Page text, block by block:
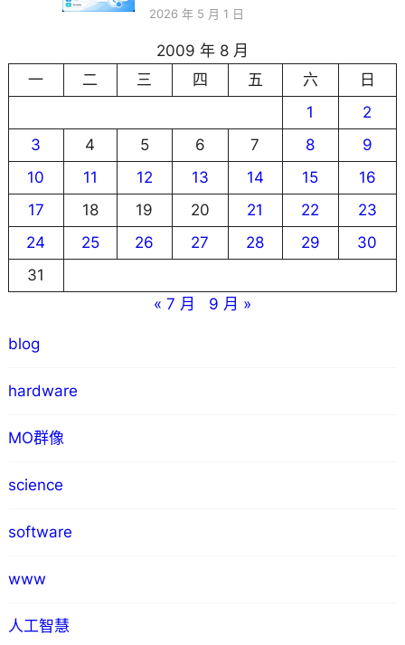
2026 年 5 月 1 日
2009 年 8 月
一
二 三 四 五 六
日
1
2
3
4 5 6 7 8
9
10
11 12 13 14 15
16
17
18 19 20 21 22
23
24
25 26 27 28 29
30
31
« 7 月
9 月 »
blog
hardware
MO群像
science
software
www
人工智慧